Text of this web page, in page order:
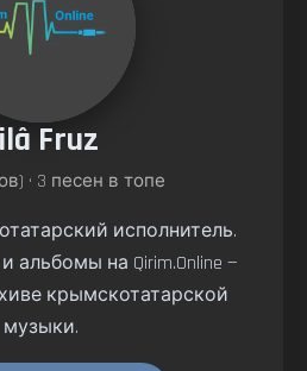
Fruz
• 3 песен в топе
исполнитель.
альбомы на Qirim.Online —
крымскотатарской
музыки.